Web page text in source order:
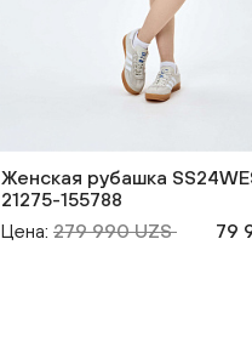
Женская рубашка
21275-155788
Цена: 279 990 UZS 79